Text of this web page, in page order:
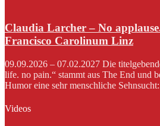
Claudia Larcher – No
Francisco Carolinum Linz
09.09.2026 – 07.02.2027 Die
life. no pain.“ stammt aus The End und
Humor eine sehr menschliche
Videos